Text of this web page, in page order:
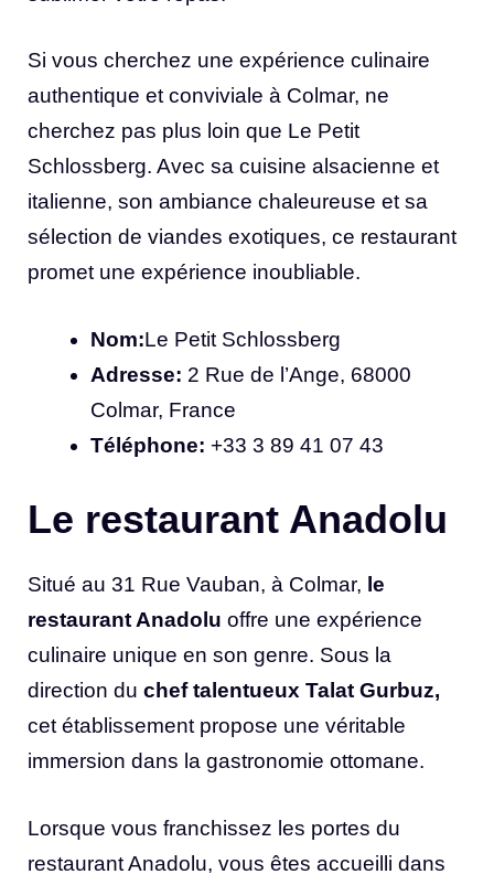
Si vous cherchez une expérience culinaire
authentique et conviviale à Colmar, ne
cherchez pas plus loin que Le Petit
Schlossberg. Avec sa cuisine alsacienne et
italienne, son ambiance chaleureuse et sa
sélection de viandes exotiques, ce restaurant
promet une expérience inoubliable.
Nom:Le Petit Schlossberg
Adresse: 2 Rue de l’Ange, 68000
Colmar, France
Téléphone: +33 3 89 41 07 43
Le restaurant Anadolu
Situé au 31 Rue Vauban, à Colmar, le
restaurant Anadolu offre une expérience
culinaire unique en son genre. Sous la
direction du chef talentueux Talat Gurbuz,
cet établissement propose une véritable
immersion dans la gastronomie ottomane.
Lorsque vous franchissez les portes du
restaurant Anadolu, vous êtes accueilli dans